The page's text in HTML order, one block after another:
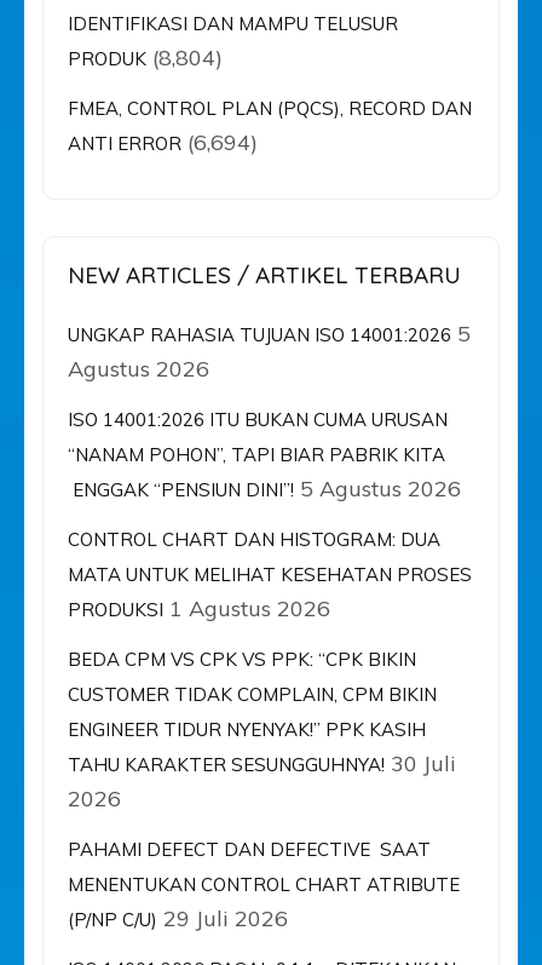
IDENTIFIKASI DAN MAMPU TELUSUR
PRODUK (8,804)
FMEA, CONTROL PLAN (PQCS), RECORD DAN
ANTI ERROR (6,694)
NEW ARTICLES / ARTIKEL TERBARU
UNGKAP RAHASIA TUJUAN ISO 14001:2026 5
Agustus 2026
ISO 14001:2026 ITU BUKAN CUMA URUSAN
“NANAM POHON”, TAPI BIAR PABRIK KITA
ENGGAK “PENSIUN DINI”! 5 Agustus 2026
CONTROL CHART DAN HISTOGRAM: DUA
MATA UNTUK MELIHAT KESEHATAN PROSES
PRODUKSI 1 Agustus 2026
BEDA CPM VS CPK VS PPK: “CPK BIKIN
CUSTOMER TIDAK COMPLAIN, CPM BIKIN
ENGINEER TIDUR NYENYAK!” PPK KASIH
TAHU KARAKTER SESUNGGUHNYA! 30 Juli
2026
PAHAMI DEFECT DAN DEFECTIVE SAAT
MENENTUKAN CONTROL CHART ATRIBUTE
(P/NP C/U) 29 Juli 2026